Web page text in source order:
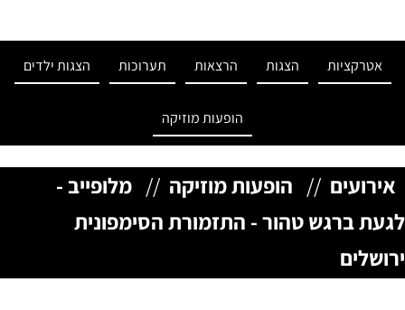
אטרקציות הצגות הרצאות תערוכות הצגות ילדים
הופעות מוזיקה
אירועים // הופעות מוזיקה // מלופייב -
לגעת ברגש טהור - התזמורת הסימפונית
ירושלים